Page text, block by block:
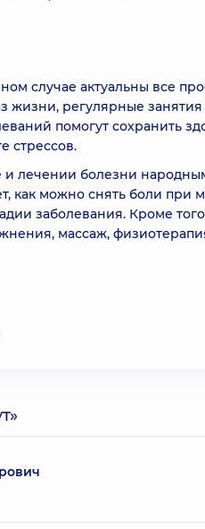
случае актуальны все
жизни, регулярные
помогут сохранить
стрессов.
и лечении болезни
как можно снять боли
заболевания. Кроме
массаж,